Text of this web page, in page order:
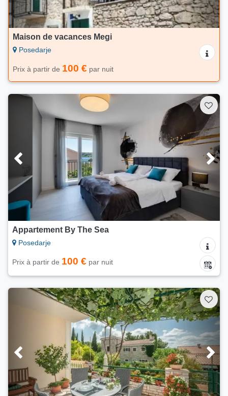
Maison de vacances Megi
Posedarje
Prix à partir de 100 € par nuit
Appartement By The Sea
Posedarje
Prix à partir de 100 € par nuit